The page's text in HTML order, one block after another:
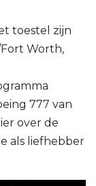
toestel zijn
Worth,
777 van
over de
als liefhebber